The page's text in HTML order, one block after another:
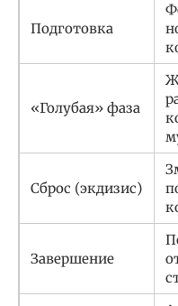
Подготовка
«Голубая» фаза
Сброс (экдизис)
Завершение